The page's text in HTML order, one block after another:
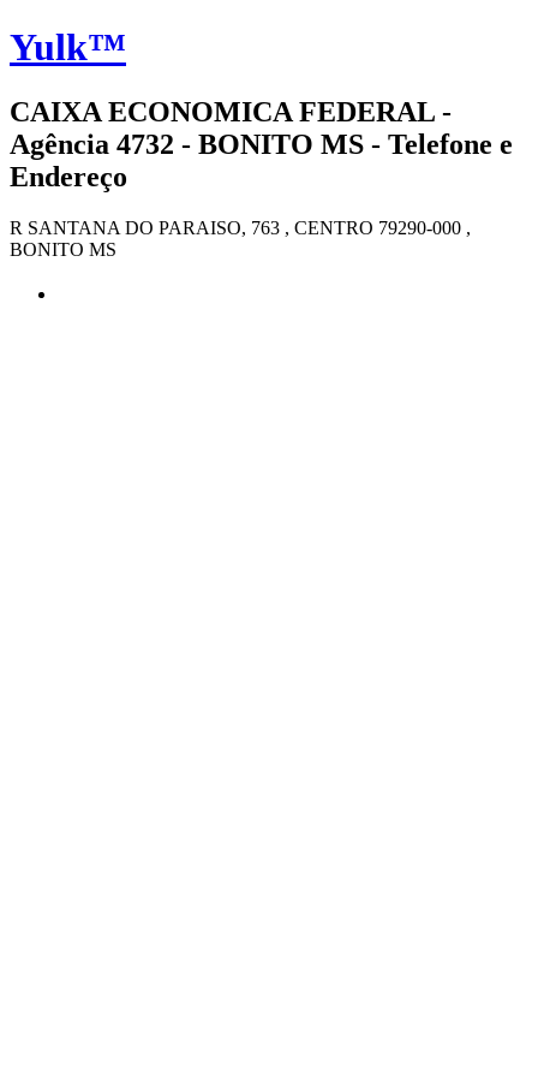
Yulk™
CAIXA ECONOMICA FEDERAL -
Agência 4732 - BONITO MS - Telefone e
Endereço
R SANTANA DO PARAISO, 763 , CENTRO 79290-000 ,
BONITO MS